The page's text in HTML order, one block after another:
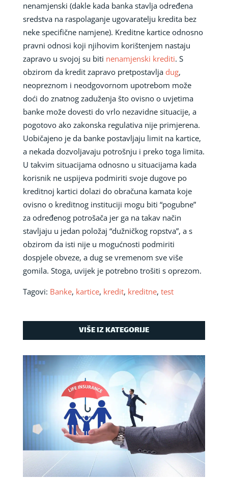
nenamjenski (dakle kada banka stavlja određena
sredstva na raspolaganje ugovaratelju kredita bez
neke specifične namjene). Kreditne kartice odnosno
pravni odnosi koji njihovim korištenjem nastaju
zapravo u svojoj su biti nenamjenski krediti. S
obzirom da kredit zapravo pretpostavlja dug,
neopreznom i neodgovornom upotrebom može
doći do znatnog zaduženja što ovisno o uvjetima
banke može dovesti do vrlo nezavidne situacije, a
pogotovo ako zakonska regulativa nije primjerena.
Uobičajeno je da banke postavljaju limit na kartice,
a nekada dozvoljavaju potrošnju i preko toga limita.
U takvim situacijama odnosno u situacijama kada
korisnik ne uspijeva podmiriti svoje dugove po
kreditnoj kartici dolazi do obračuna kamata koje
ovisno o kreditnog instituciji mogu biti “pogubne”
za određenog potrošača jer ga na takav način
stavljaju u jedan položaj “dužničkog ropstva”, a s
obzirom da isti nije u mogućnosti podmiriti
dospjele obveze, a dug se vremenom sve više
gomila. Stoga, uvijek je potrebno trošiti s oprezom.
Tagovi: Banke, kartice, kredit, kreditne, test
VIŠE IZ KATEGORIJE